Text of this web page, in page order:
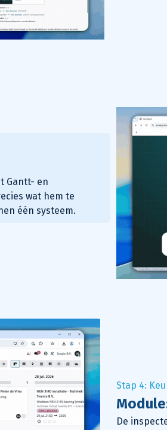
Gantt- en
wat hem te
één systeem.
Stap 4:
De